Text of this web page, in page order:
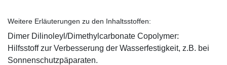
Weitere Erläuterungen zu den Inhaltsstoffen:
Dimer Dilinoleyl/Dimethylcarbonate Copolymer:
Hilfsstoff zur Verbesserung der Wasserfestigkeit, z.B. bei
Sonnenschutzpäparaten.